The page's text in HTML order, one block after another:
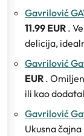
Gavrilović
11.99 EUR .
delicija,
Gavrilović
EUR .
ili kao
Gavrilović
Ukusna